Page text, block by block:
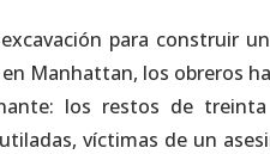
para construir
Manhattan, los obreros
los restos de
víctimas de un